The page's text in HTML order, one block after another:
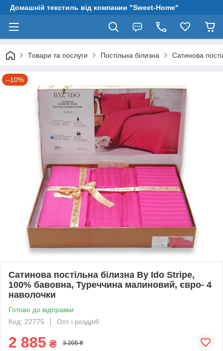
Домашній текстиль від компании "Sweet-Home"
Товари та послуги Постільна білизна Сатинова
–10%
Сатинова постільна білизна By Ido Stripe,
100% бавовна, Туреччина малиновий, євро- 4
наволочки
Готово до відправки
Код: 22775
Опт і роздріб
2 885 ₴ 3 205 ₴